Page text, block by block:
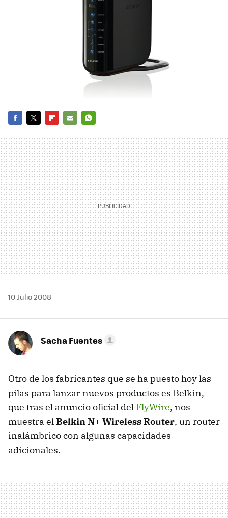
MAIL
10 Julio 2008
Sacha Fuentes
Otro de los fabricantes que se ha puesto hoy las
pilas para lanzar nuevos productos es Belkin,
que tras el anuncio oficial del FlyWire, nos
muestra elBelkin N+ Wireless Router, un router
inalámbrico con algunas capacidades
adicionales.